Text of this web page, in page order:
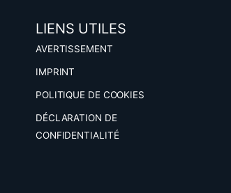
LIENS UTILES
AVERTISSEMENT
IMPRINT
POLITIQUE DE COOKIES
DÉCLARATION DE
CONFIDENTIALITÉ